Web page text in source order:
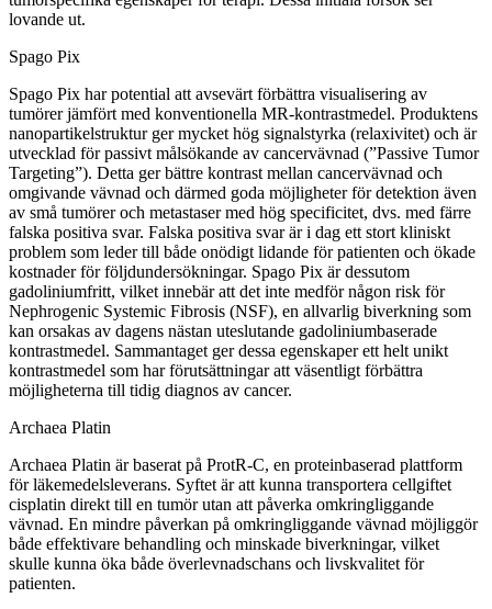
lovande ut.
Spago Pix
Spago Pix har potential att avsevärt förbättra visualisering av
tumörer jämfört med konventionella MR-kontrastmedel. Produktens
nanopartikelstruktur ger mycket hög signalstyrka (relaxivitet) och är
utvecklad för passivt målsökande av cancervävnad (”Passive Tumor
Targeting”). Detta ger bättre kontrast mellan cancervävnad och
omgivande vävnad och därmed goda möjligheter för detektion även
av små tumörer och metastaser med hög specificitet, dvs. med färre
falska positiva svar. Falska positiva svar är i dag ett stort kliniskt
problem som leder till både onödigt lidande för patienten och ökade
kostnader för följdundersökningar. Spago Pix är dessutom
gadoliniumfritt, vilket innebär att det inte medför någon risk för
Nephrogenic Systemic Fibrosis (NSF), en allvarlig biverkning som
kan orsakas av dagens nästan uteslutande gadoliniumbaserade
kontrastmedel. Sammantaget ger dessa egenskaper ett helt unikt
kontrastmedel som har förutsättningar att väsentligt förbättra
möjligheterna till tidig diagnos av cancer.
Archaea Platin
Archaea Platin är baserat på ProtR-C, en proteinbaserad plattform
för läkemedelsleverans. Syftet är att kunna transportera cellgiftet
cisplatin direkt till en tumör utan att påverka omkringliggande
vävnad. En mindre påverkan på omkringliggande vävnad möjliggör
både effektivare behandling och minskade biverkningar, vilket
skulle kunna öka både överlevnadschans och livskvalitet för
patienten.